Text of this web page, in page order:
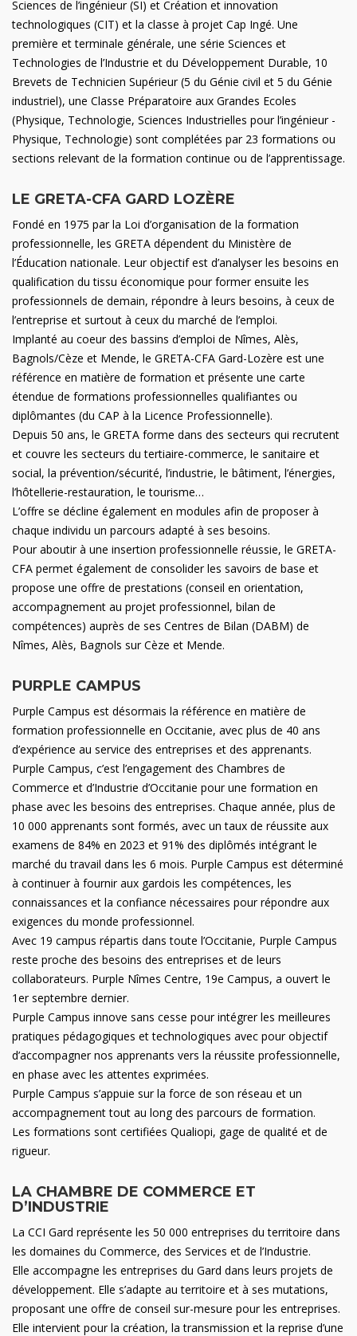
Sciences de l’ingénieur (SI) et Création et innovation
technologiques (CIT) et la classe à projet Cap Ingé. Une
première et terminale générale, une série Sciences et
Technologies de l’Industrie et du Développement Durable, 10
Brevets de Technicien Supérieur (5 du Génie civil et 5 du Génie
industriel), une Classe Préparatoire aux Grandes Ecoles
(Physique, Technologie, Sciences Industrielles pour l’ingénieur -
Physique, Technologie) sont complétées par 23 formations ou
sections relevant de la formation continue ou de l’apprentissage.
LE GRETA-CFA GARD LOZÈRE
Fondé en 1975 par la Loi d’organisation de la formation
professionnelle, les GRETA dépendent du Ministère de
l’Éducation nationale. Leur objectif est d’analyser les besoins en
qualification du tissu économique pour former ensuite les
professionnels de demain, répondre à leurs besoins, à ceux de
l’entreprise et surtout à ceux du marché de l’emploi.
Implanté au coeur des bassins d’emploi de Nîmes, Alès,
Bagnols/Cèze et Mende, le GRETA-CFA Gard-Lozère est une
référence en matière de formation et présente une carte
étendue de formations professionnelles qualifiantes ou
diplômantes (du CAP à la Licence Professionnelle).
Depuis 50 ans, le GRETA forme dans des secteurs qui recrutent
et couvre les secteurs du tertiaire-commerce, le sanitaire et
social, la prévention/sécurité, l’industrie, le bâtiment, l’énergies,
l’hôtellerie-restauration, le tourisme…
L’offre se décline également en modules afin de proposer à
chaque individu un parcours adapté à ses besoins.
Pour aboutir à une insertion professionnelle réussie, le GRETA-
CFA permet également de consolider les savoirs de base et
propose une offre de prestations (conseil en orientation,
accompagnement au projet professionnel, bilan de
compétences) auprès de ses Centres de Bilan (DABM) de
Nîmes, Alès, Bagnols sur Cèze et Mende.
PURPLE CAMPUS
Purple Campus est désormais la référence en matière de
formation professionnelle en Occitanie, avec plus de 40 ans
d’expérience au service des entreprises et des apprenants.
Purple Campus, c’est l’engagement des Chambres de
Commerce et d’Industrie d’Occitanie pour une formation en
phase avec les besoins des entreprises. Chaque année, plus de
10 000 apprenants sont formés, avec un taux de réussite aux
examens de 84% en 2023 et 91% des diplômés intégrant le
marché du travail dans les 6 mois. Purple Campus est déterminé
à continuer à fournir aux gardois les compétences, les
connaissances et la confiance nécessaires pour répondre aux
exigences du monde professionnel.
Avec 19 campus répartis dans toute l’Occitanie, Purple Campus
reste proche des besoins des entreprises et de leurs
collaborateurs. Purple Nîmes Centre, 19e Campus, a ouvert le
1er septembre dernier.
Purple Campus innove sans cesse pour intégrer les meilleures
pratiques pédagogiques et technologiques avec pour objectif
d’accompagner nos apprenants vers la réussite professionnelle,
en phase avec les attentes exprimées.
Purple Campus s’appuie sur la force de son réseau et un
accompagnement tout au long des parcours de formation.
Les formations sont certifiées Qualiopi, gage de qualité et de
rigueur.
LA CHAMBRE DE COMMERCE ET
D’INDUSTRIE
La CCI Gard représente les 50 000 entreprises du territoire dans
les domaines du Commerce, des Services et de l’Industrie.
Elle accompagne les entreprises du Gard dans leurs projets de
développement. Elle s’adapte au territoire et à ses mutations,
proposant une offre de conseil sur-mesure pour les entreprises.
Elle intervient pour la création, la transmission et la reprise d’une